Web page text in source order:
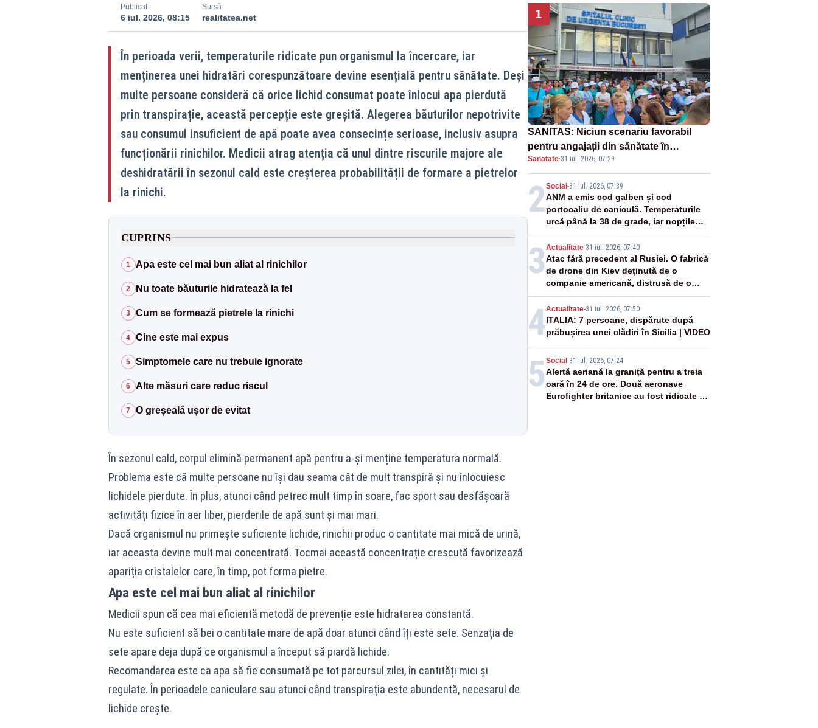
Publicat
6 iul. 2026, 08:15
Sursă
realitatea.net
În perioada verii, temperaturile ridicate pun organismul la încercare, iar
menținerea unei hidratări corespunzătoare devine esențială pentru sănătate. Deși
multe persoane consideră că orice lichid consumat poate înlocui apa pierdută
prin transpirație, această percepție este greșită. Alegerea băuturilor nepotrivite
sau consumul insuficient de apă poate avea consecințe serioase, inclusiv asupra
funcționării rinichilor. Medicii atrag atenția că unul dintre riscurile majore ale
deshidratării în sezonul cald este creșterea probabilității de formare a pietrelor
la rinichi.
CUPRINS
1 Apa este cel mai bun aliat al rinichilor
2 Nu toate băuturile hidratează la fel
3 Cum se formează pietrele la rinichi
4 Cine este mai expus
5 Simptomele care nu trebuie ignorate
6 Alte măsuri care reduc riscul
7 O greșeală ușor de evitat
În sezonul cald, corpul elimină permanent apă pentru a-și menține temperatura normală.
Problema este că multe persoane nu își dau seama cât de mult transpiră și nu înlocuiesc
lichidele pierdute. În plus, atunci când petrec mult timp în soare, fac sport sau desfășoară
activități fizice în aer liber, pierderile de apă sunt și mai mari.
Dacă organismul nu primește suficiente lichide, rinichii produc o cantitate mai mică de urină,
iar aceasta devine mult mai concentrată. Tocmai această concentrație crescută favorizează
apariția cristalelor care, în timp, pot forma pietre.
Apa este cel mai bun aliat al rinichilor
Medicii spun că cea mai eficientă metodă de prevenție este hidratarea constantă.
Nu este suficient să bei o cantitate mare de apă doar atunci când îți este sete. Senzația de
sete apare deja după ce organismul a început să piardă lichide.
Recomandarea este ca apa să fie consumată pe tot parcursul zilei, în cantități mici și
regulate. În perioadele caniculare sau atunci când transpirația este abundentă, necesarul de
lichide crește.
1
SANITAS: Niciun scenariu favorabil
pentru angajații din sănătate în
proiectul Legii salarizării
Sanatate·31 iul. 2026, 07:29
2Social-31 iul. 2026, 07:39
ANM a emis cod galben și cod
portocaliu de caniculă. Temperaturile
urcă până la 38 de grade, iar nopțile
devin tropicale
3 Actualitate-31 iul. 2026, 07:40
Atac fără precedent al Rusiei. O fabrică
de drone din Kiev deținută de o
companie americană, distrusă de o
rachetă rusească
4Actualitate-31 iul. 2026, 07:50
ITALIA: 7 persoane, dispărute după
prăbușirea unei clădiri în Sicilia | VIDEO
5 Social-31 iul. 2026, 07:24
Alertă aeriană la graniță pentru a treia
oară în 24 de ore. Două aeronave
Eurofighter britanice au fost ridicate de